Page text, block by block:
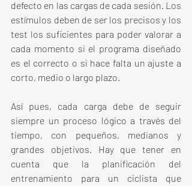
defecto en las cargas de cada sesión. Los
estímulos deben de ser los precisos y los
test los suficientes para poder valorar a
cada momento si el programa diseñado
es el correcto o si hace falta un ajuste a
corto, medio o largo plazo.
Así pues, cada carga debe de seguir
siempre un proceso lógico a través del
tiempo, con pequeños, medianos y
grandes objetivos. Hay que tener en
cuenta que la planificación del
entrenamiento para un ciclista que